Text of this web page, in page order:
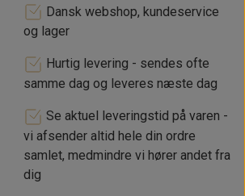
Dansk webshop, kundeservice
og lager
Hurtig levering - sendes ofte
samme dag og leveres næste dag
Se aktuel leveringstid på varen -
vi afsender altid hele din ordre
samlet, medmindre vi hører andet fra
dig